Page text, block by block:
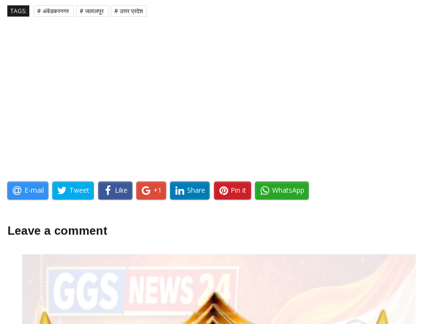
TAGS: # अंबेडकरनगर # जलालपुर # उत्तर प्रदेश
E-mail Tweet Like +1 Share Pin it WhatsApp
Leave a comment